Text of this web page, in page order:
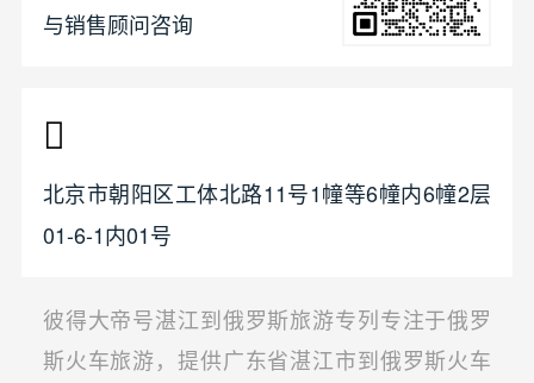
与销售顾问咨询
北京市朝阳区工体北路11号1幢等6幢内6幢2层
01-6-1内01号
彼得大帝号湛江到俄罗斯旅游专列专注于俄罗
斯火车旅游，提供广东省湛江市到俄罗斯火车